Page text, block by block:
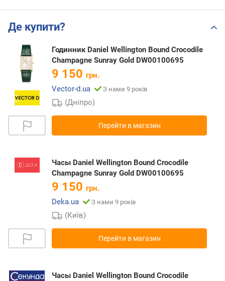
Де купити?
Годинник Daniel Wellington Bound Crocodile
Champagne Sunray Gold DW00100695
9 150 грн.
Vector-d.ua
З нами 9 років
(Дніпро)
Перейти в магазин
Часы Daniel Wellington Bound Crocodile
Champagne Sunray Gold DW00100695
9 150 грн.
Deka.ua
З нами 9 років
(Київ)
Перейти в магазин
Часы Daniel Wellington Bound Crocodile